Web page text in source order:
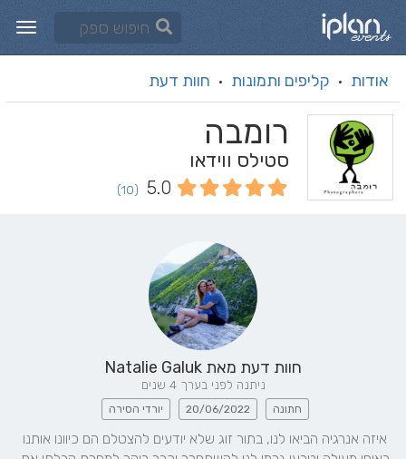
אודות · קליפים ותמונות · חוות דעת
רומבה
סטילס ווידאו
5.0
(10)
חוות דעת מאת Natalie Galuk
ניתנה לפני בערך 4 שנים
חתונה 20/06/2022 יורדי הסירה